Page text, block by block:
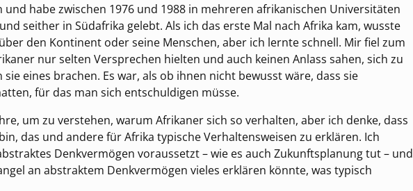
und habe zwischen 1976 und 1988 in mehreren afrikanischen Universitäten
seither in Südafrika gelebt. Als ich das erste Mal nach Afrika kam, wusste
den Kontinent oder seine Menschen, aber ich lernte schnell. Mir fiel zum
nur selten Versprechen hielten und auch keinen Anlass sahen, sich zu
eines brachen. Es war, als ob ihnen nicht bewusst wäre, dass sie
für das man sich entschuldigen müsse.
um zu verstehen, warum Afrikaner sich so verhalten, aber ich denke, dass
das und andere für Afrika typische Verhaltensweisen zu erklären. Ich
Denkvermögen voraussetzt – wie es auch Zukunftsplanung tut – und
an abstraktem Denkvermögen vieles erklären könnte, was typisch